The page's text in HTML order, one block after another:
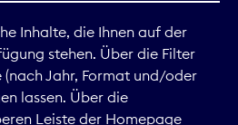
Digitales
Inhalte, die Ihnen auf der
stehen. Über die Filter
(nach Jahr, Format und/oder
lassen. Über die
Leiste der Homepage